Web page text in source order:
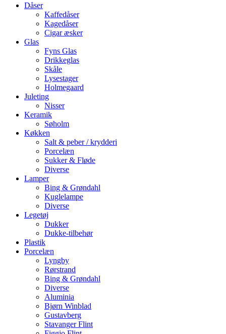
Dåser
Kaffedåser
Kagedåser
Cigar æsker
Glas
Fyns Glas
Drikkeglas
Skåle
Lysestager
Holmegaard
Juleting
Nisser
Keramik
Søholm
Køkken
Salt & peber / krydderi
Porcelæn
Sukker & Fløde
Diverse
Lamper
Bing & Grøndahl
Kuglelampe
Diverse
Legetøj
Dukker
Dukke-tilbehør
Plastik
Porcelæn
Lyngby
Rørstrand
Bing & Grøndahl
Diverse
Aluminia
Bjørn Winblad
Gustavberg
Stavanger Flint